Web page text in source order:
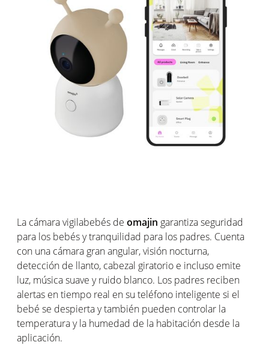
La cámara vigilabebés de omajin garantiza seguridad
para los bebés y tranquilidad para los padres. Cuenta
con una cámara gran angular, visión nocturna,
detección de llanto, cabezal giratorio e incluso emite
luz, música suave y ruido blanco. Los padres reciben
alertas en tiempo real en su teléfono inteligente si el
bebé se despierta y también pueden controlar la
temperatura y la humedad de la habitación desde la
aplicación.